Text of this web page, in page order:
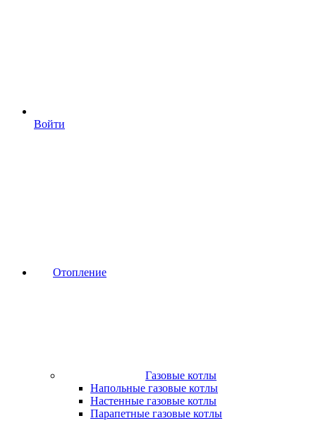
Войти
Отопление
Газовые котлы
Напольные газовые котлы
Настенные газовые котлы
Парапетные газовые котлы